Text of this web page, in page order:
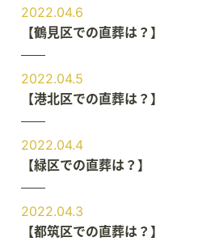
2022.04.6
【鶴見区での直葬は？】
2022.04.5
【港北区での直葬は？】
2022.04.4
【緑区での直葬は？】
2022.04.3
【都筑区での直葬は？】